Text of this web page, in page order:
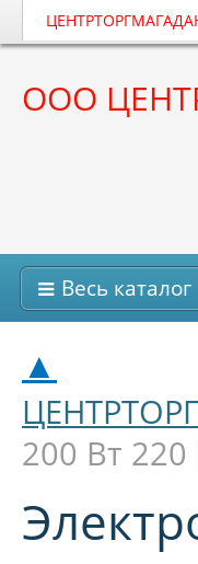
ООО
Весь каталог
▲
200 Вт 220